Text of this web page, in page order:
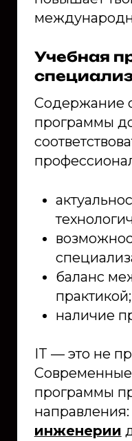
Учебная
Содержание
программы
баланс
практикой;
наличие
IT — это не
Современные
программы
направления:
инженерии